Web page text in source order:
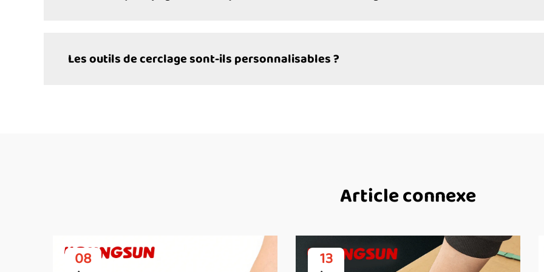
Les outils de cerclage sont-ils personnalisables ?
Article connexe
08 13